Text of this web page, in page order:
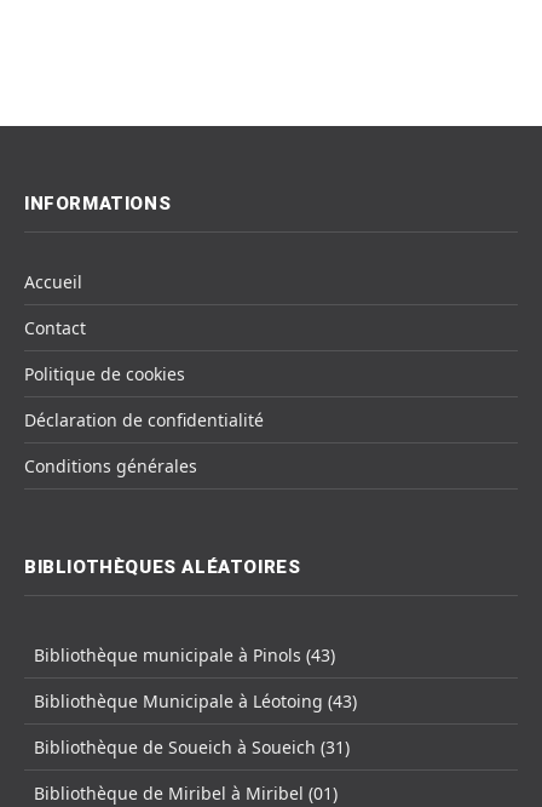
INFORMATIONS
Accueil
Contact
Politique de cookies
Déclaration de confidentialité
Conditions générales
BIBLIOTHÈQUES ALÉATOIRES
Bibliothèque municipale à Pinols (43)
Bibliothèque Municipale à Léotoing (43)
Bibliothèque de Soueich à Soueich (31)
Bibliothèque de Miribel à Miribel (01)